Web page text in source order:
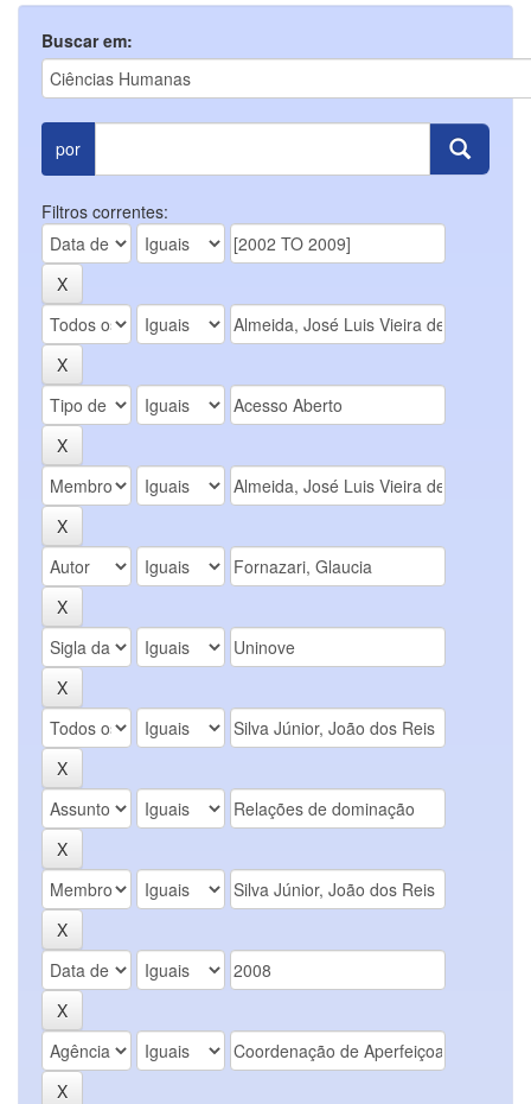
Buscar em:
por
Filtros correntes: